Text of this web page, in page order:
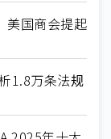
国商会提起
1.8万条法规